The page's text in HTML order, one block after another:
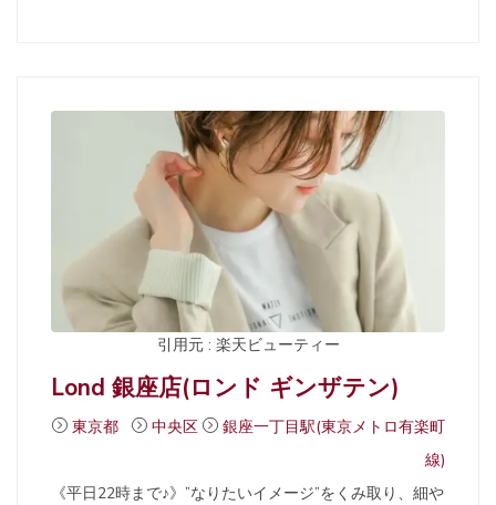
引用元 : 楽天ビューティー
Lond 銀座店(ロンド ギンザテン)
東京都 中央区
銀座一丁目駅(東京メトロ有楽町
線)
《平日22時まで♪》”なりたいイメージ”をくみ取り、細や